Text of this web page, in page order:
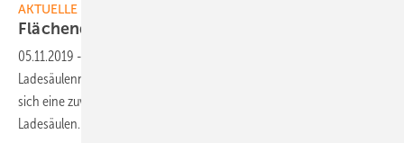
AKTUELLE MELDUNGEN
Flächendeckendes Ladenetz im
05.11.2019 -
Ladesäulennetz aufgebaut. In einem Zehn-Kilometer-Raster erstreckt
sich eine zuverlässige Ladeinfrastruktur mit mehr als 450
Ladesäulen.